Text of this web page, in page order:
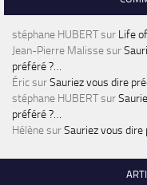
stéphane HUBERTsur Life
Jean-Pierre Malissesur
préféré ?…
ÉricsurSauriez vous dire
stéphane HUBERTsur
préféré ?…
HélènesurSauriez vous